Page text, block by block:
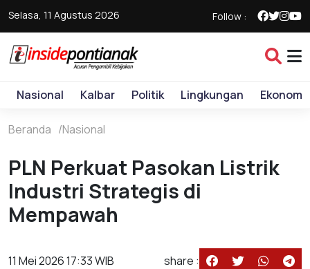
Selasa, 11 Agustus 2026 Follow :
Nasional Kalbar Politik Lingkungan Ekonomi
Beranda Nasional
PLN Perkuat Pasokan Listrik
Industri Strategis di
Mempawah
11 Mei 2026 17:33 WIB share :